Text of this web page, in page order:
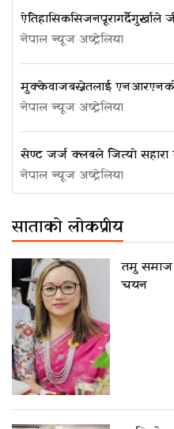
ऐतिहासिक सिजन पूरा गर्दै गुर्खाले
नेपाल न्यूज अष्ट्रेलिया
मुक्केवाज बस्नेतलाई
नेपाल न्यूज अष्ट्रेलिया
सेण्ट जर्ज क्लबले जित्यो
नेपाल न्यूज अष्ट्रेलिया
साताको लोकप्रीय
तमु समाज
चयन